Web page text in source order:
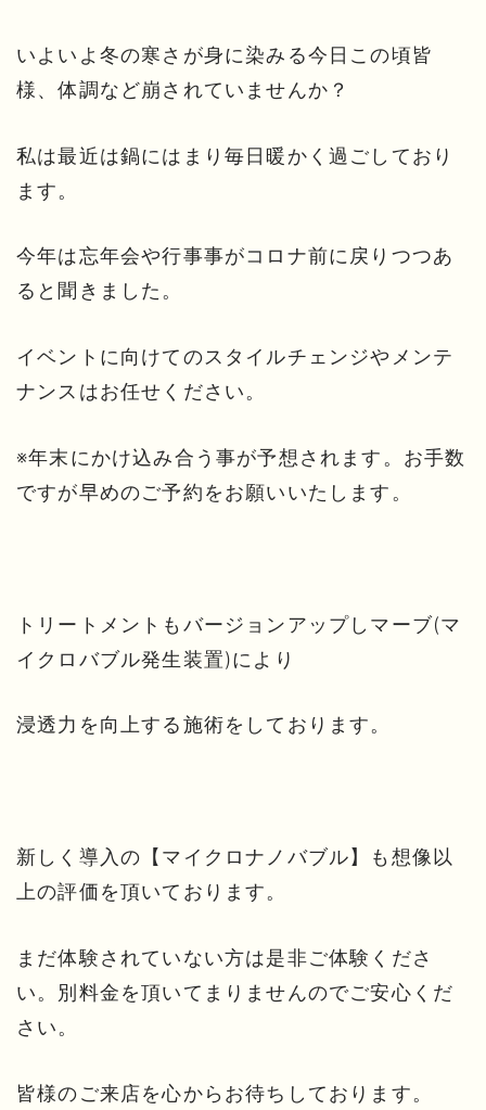
いよいよ冬の寒さが身に染みる今日この頃皆
様、体調など崩されていませんか？
私は最近は鍋にはまり毎日暖かく過ごしており
ます。
今年は忘年会や行事事がコロナ前に戻りつつあ
ると聞きました。
イベントに向けてのスタイルチェンジやメンテ
ナンスはお任せください。
※年末にかけ込み合う事が予想されます。お手数
ですが早めのご予約をお願いいたします。
トリートメントもバージョンアップしマーブ(マ
イクロバブル発生装置)により
浸透力を向上する施術をしております。
新しく導入の【マイクロナノバブル】も想像以
上の評価を頂いております。
まだ体験されていない方は是非ご体験くださ
い。別料金を頂いてまりませんのでご安心くだ
さい。
皆様のご来店を心からお待ちしております。